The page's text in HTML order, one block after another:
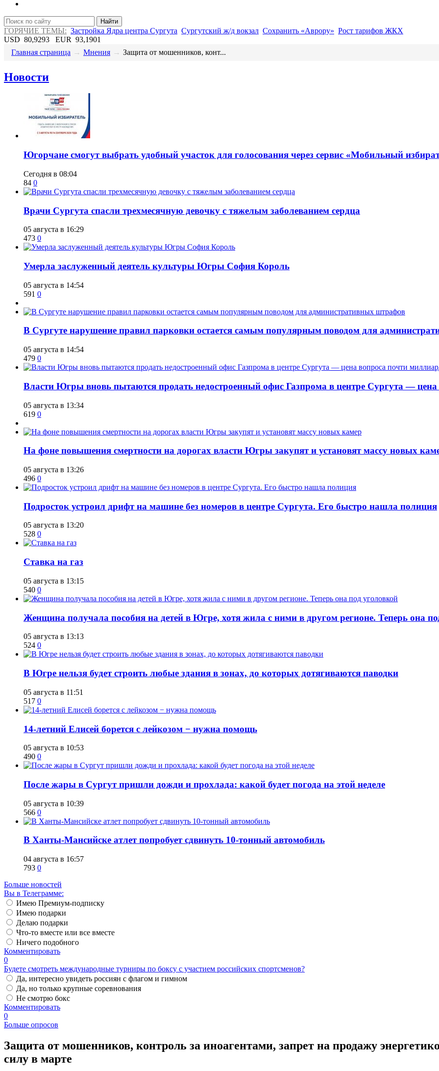
Найти
ГОРЯЧИЕ ТЕМЫ: Застройка Ядра центра Сургута Сургутский ж/д вокзал Сохранить «Аврору» Рост тарифов ЖКХ
USD 80,9293 EUR 93,1901
Главная страница → Мнения → Защита от мошенников, конт...
Новости
Югорчане смогут выбрать удобный участок для голосования через сервис «Мобильный
Сегодня в 08:04
84 0
​Врачи Сургута спасли трехмесячную девочку с тяжелым заболеванием сердца
05 августа в 16:29
473 0
​Умерла заслуженный деятель культуры Югры София Король
05 августа в 14:54
591 0
В Сургуте нарушение правил парковки остается самым популярным поводом для
05 августа в 14:54
479 0
Власти Югры вновь пытаются продать недостроенный офис Газпрома в центре Сургута —
05 августа в 13:34
619 0
На фоне повышения смертности на дорогах власти Югры закупят и установят массу новых
05 августа в 13:26
496 0
Подросток устроил дрифт на машине без номеров в центре Сургута. Его быстро нашла полиция
05 августа в 13:20
528 0
Ставка на газ
05 августа в 13:15
540 0
Женщина получала пособия на детей в Югре, хотя жила с ними в другом регионе. Теперь она
05 августа в 13:13
524 0
В Югре нельзя будет строить любые здания в зонах, до которых дотягиваются паводки
05 августа в 11:51
517 0
14-летний Елисей борется с лейкозом − нужна помощь
05 августа в 10:53
490 0
​После жары в Сургут пришли дожди и прохлада: какой будет погода на этой неделе
05 августа в 10:39
566 0
​В Ханты-Мансийске атлет попробует сдвинуть 10-тонный автомобиль
04 августа в 16:57
793 0
Больше новостей
Вы в Телеграмме:
Имею Премиум-подписку
Имею подарки
Делаю подарки
Что-то вместе или все вместе
Ничего подобного
Комментировать
0
Будете смотреть международные турниры по боксу с участием российских спортсменов?
Да, интересно увидеть россиян с флагом и гимном
Да, но только крупные соревнования
Не смотрю бокс
Комментировать
0
Больше опросов
Защита от мошенников, контроль за иноагентами, запрет на продажу
силу в марте